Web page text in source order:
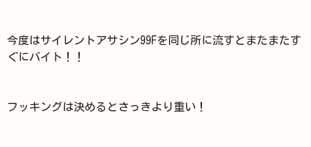
今度はサイレントアサシン99Fを同じ所に流すとまたまたす
ぐにバイト！！
フッキングは決めるとさっきより重い！